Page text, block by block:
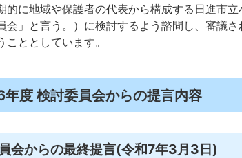
的に地域や保護者の代表から構成する日進市
会」と言う。）に検討するよう諮問し、審議
こととしています。
年度 検討委員会からの提言内容
会からの最終提言(令和7年3月3日)